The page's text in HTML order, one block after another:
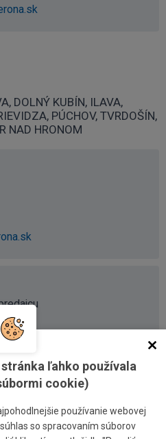
DOLNÝ KUBÍN, ILAVA,
PÚCHOV, TVRDOŠÍN,
NAD HRONOM
MESTO, NOVÉ MESTO
TRENČÍN, ŽILINA
ľahko používala
cookie)
používanie webovej
so spracovaním súborov